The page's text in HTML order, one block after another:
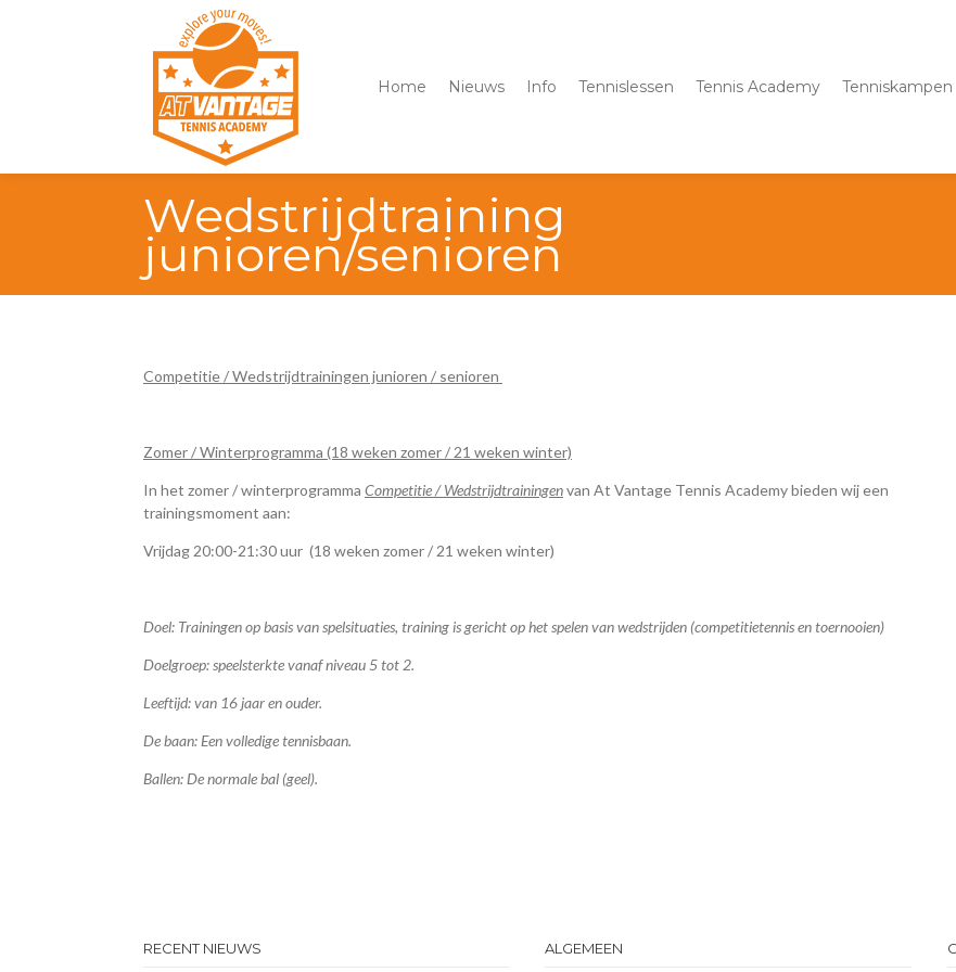
Home Nieuws Info Tennislessen Tennis Academy Tenniskampen
Wedstrijdtraining
junioren/senioren
Competitie / Wedstrijdtrainingen junioren / senioren
Zomer / Winterprogramma (18 weken zomer / 21 weken winter)
In het zomer / winterprogramma Competitie / Wedstrijdtrainingenvan At Vantage Tennis Academy bieden wij een
trainingsmoment aan:
Vrijdag 20:00-21:30 uur (18 weken zomer / 21 weken winter)
Doel: Trainingen op basis van spelsituaties, training is gericht op het spelen van wedstrijden (competitietennis en toernooien)
Doelgroep: speelsterkte vanaf niveau 5 tot 2.
Leeftijd: van 16 jaar en ouder.
De baan: Een volledige tennisbaan.
Ballen: De normale bal (geel).
RECENT NIEUWS ALGEMEEN